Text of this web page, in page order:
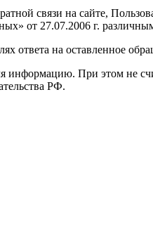
связи на сайте,
от 27.07.2006 г.
ответа на оставленное
информацию. При этом не
РФ.